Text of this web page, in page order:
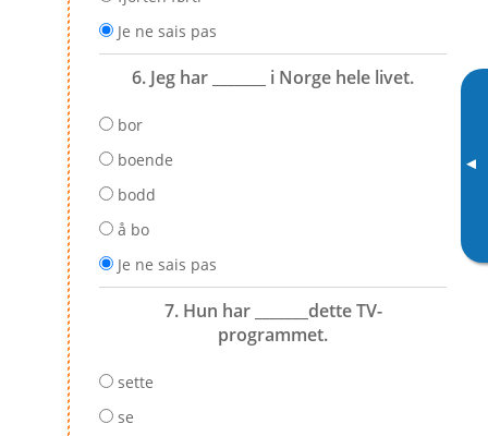
▸
Je ne sais pas
6. Jeg har _______ i Norge hele livet.
bor
boende
bodd
å bo
Je ne sais pas
7. Hun har _______dette TV-
programmet.
sette
se